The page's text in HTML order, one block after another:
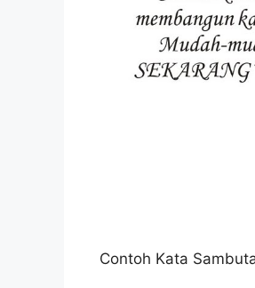
Contoh Kata